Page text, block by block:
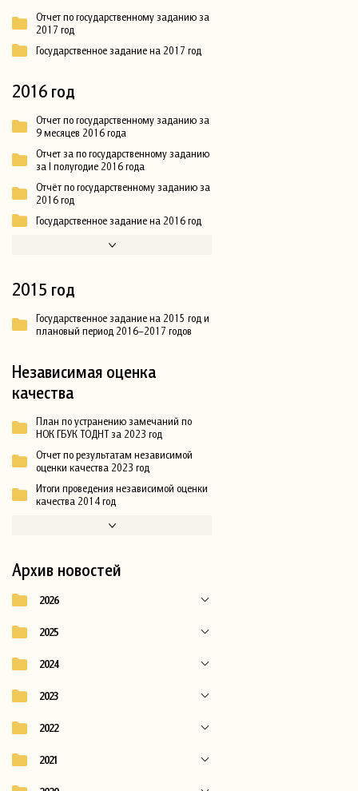
Отчет по государственному заданию за
2017 год
Государственное задание на 2017 год
2016 год
Отчет по государственному заданию за
9 месяцев 2016 года
Отчет за по государственному заданию
за I полугодие 2016 года
Отчёт по государственному заданию за
2016 год
Государственное задание на 2016 год
2015 год
Государственное задание на 2015 год и
плановый период 2016–2017 годов
Независимая оценка
качества
План по устранению замечаний по
НОК ГБУК ТОДНТ за 2023 год
Отчет по результатам независимой
оценки качества 2023 год
Итоги проведения независимой оценки
качества 2014 год
Архив новостей
2026
2025
2024
2023
2022
2021